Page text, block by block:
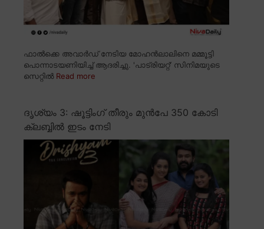
ഫാൽക്കെ അവാർഡ് നേടിയ മോഹൻലാലിനെ മമ്മൂട്ടി
പൊന്നാടയണിയിച്ച് ആദരിച്ചു. 'പാട്രിയറ്റ്' സിനിമയുടെ
സെറ്റിൽ Read more
ദൃശ്യം 3: ഷൂട്ടിംഗ് തീരും മുൻപേ 350 കോടി
ക്ലബ്ബിൽ ഇടം നേടി